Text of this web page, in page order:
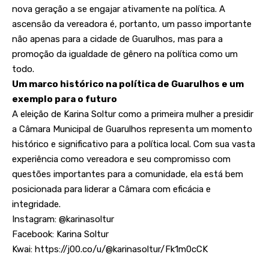
nova geração a se engajar ativamente na política. A
ascensão da vereadora é, portanto, um passo importante
não apenas para a cidade de Guarulhos, mas para a
promoção da igualdade de gênero na política como um
todo.
Um marco histórico na política de Guarulhos e um
exemplo para o futuro
A eleição de Karina Soltur como a primeira mulher a presidir
a Câmara Municipal de Guarulhos representa um momento
histórico e significativo para a política local. Com sua vasta
experiência como vereadora e seu compromisso com
questões importantes para a comunidade, ela está bem
posicionada para liderar a Câmara com eficácia e
integridade.
Instagram: @karinasoltur
Facebook: Karina Soltur
Kwai: https://j00.co/u/@karinasoltur/Fk1m0cCK